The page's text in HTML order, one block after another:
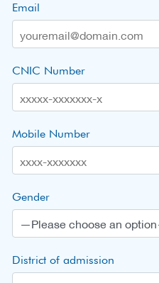
Email
CNIC Number
Mobile Number
Gender
District of admission